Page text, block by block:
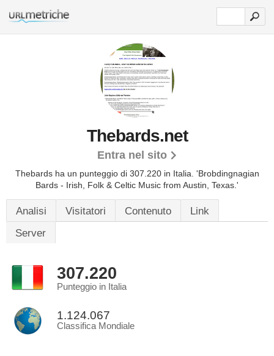
Thebards.net
Entra nel sito
Thebards ha un punteggio di 307.220 in Italia. 'Brobdingnagian
Bards - Irish, Folk & Celtic Music from Austin, Texas.'
Analisi Visitatori Contenuto
Link
Server
307.220
Punteggio in Italia
1.124.067
Classifica Mondiale